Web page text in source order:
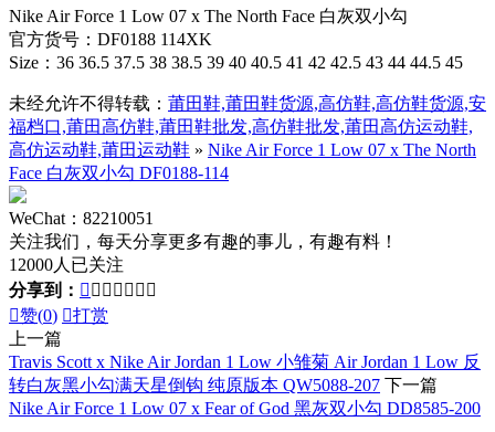
Nike Air Force 1 Low 07 x The North Face 白灰双小勾
官方货号：DF0188 114XK
Size：36 36.5 37.5 38 38.5 39 40 40.5 41 42 42.5 43 44 44.5 45
未经允许不得转载： 莆田鞋,莆田鞋货源,高仿鞋,高仿鞋货源,安
福档口,莆田高仿鞋,莆田鞋批发,高仿鞋批发,莆田高仿运动鞋,
高仿运动鞋,莆田运动鞋 » Nike Air Force 1 Low 07 x The North
Face 白灰双小勾 DF0188-114
WeChat：82210051
关注我们，每天分享更多有趣的事儿，有趣有料！
12000人已关注
分享到：       
赞(0) 打赏
上一篇
Travis Scott x Nike Air Jordan 1 Low 小雏菊 Air Jordan 1 Low 反
转白灰黑小勾满天星倒钩 纯原版本 QW5088-207 下一篇
Nike Air Force 1 Low 07 x Fear of God 黑灰双小勾 DD8585-200